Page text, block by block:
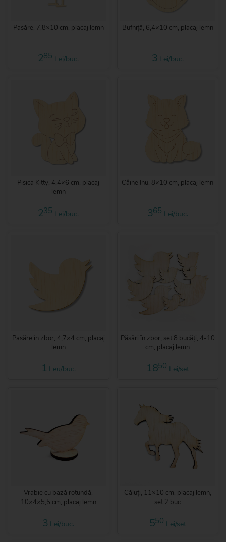
Pasăre, 7,8×10 cm, placaj lemn
285 Lei/buc.
Bufniță, 6,4×10 cm, placaj lemn
3 Lei/buc.
Pisica Kitty, 4,4×6 cm, placaj
lemn
235 Lei/buc.
Câine Inu, 8×10 cm, placaj lemn
365 Lei/buc.
Pasăre în zbor, 4,7×4 cm, placaj
lemn
1 Leu/buc.
Păsări în zbor, set 8 bucăți, 4-10
cm, placaj lemn
1850 Lei/set
Vrabie cu bază rotundă,
10×4×5,5 cm, placaj lemn
3 Lei/buc.
Căluți, 11×10 cm, placaj lemn,
set 2 buc
550 Lei/set